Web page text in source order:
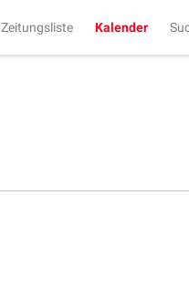
Zeitungsliste Kalender